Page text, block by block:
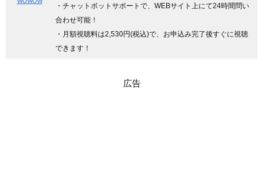
・チャットボットサポートで、WEBサイト上にて24時間問い
合わせ可能！
・月額視聴料は2,530円(税込)で、お申込み完了後すぐに視聴
できます！
広告